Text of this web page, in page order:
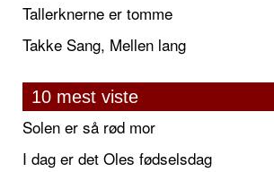
Tallerknerne er tomme
Takke Sang, Mellen lang
10 mest viste
Solen er så rød mor
I dag er det Oles fødselsdag